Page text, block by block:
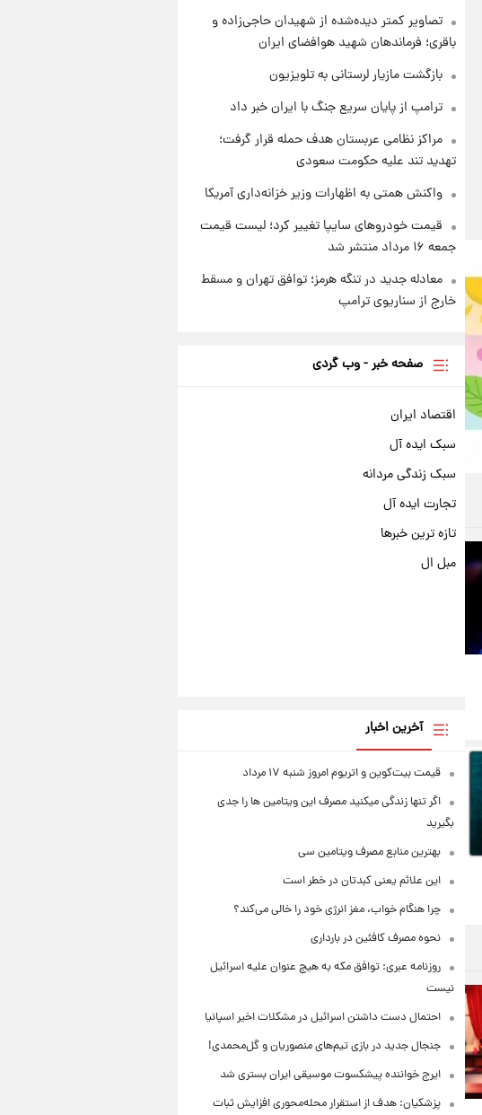
تصاویر کمتر دیده‌شده از شهیدان حاجی‌زاده و
باقری؛ فرماندهان شهید هوافضای ایران
بازگشت مازیار لرستانی به تلویزیون
ترامپ از پایان سریع جنگ با ایران خبر داد
مراکز نظامی عربستان هدف حمله قرار گرفت؛
تهدید تند علیه حکومت سعودی
واکنش همتی به اظهارات وزیر خزانه‌داری آمریکا
قیمت خودروهای سایپا تغییر کرد؛ لیست قیمت
جمعه ۱۶ مرداد منتشر شد
معادله جدید در تنگه هرمز؛ توافق تهران و مسقط
خارج از سناریوی ترامپ
صفحه خبر - وب گردی
اقتصاد ایران
سبک ایده آل
سبک زندگی مردانه
تجارت ایده آل
تازه ترین خبرها
مبل ال
آخرین اخبار
قیمت بیت‌کوین و اتریوم امروز شنبه ۱۷ مرداد
اگر تنها زندگی میکنید مصرف این ویتامین ها را جدی
بگیرید
بهترین منابع مصرف ویتامین سی
این علائم یعنی کبدتان در خطر است
چرا هنگام خواب، مغز انرژی خود را خالی می‌کند؟
نحوه مصرف کافئین در بارداری
روزنامه عبری: توافق مکه به هیچ عنوان علیه اسرائیل
نیست
احتمال دست داشتن اسرائیل در مشکلات اخیر اسپانیا
جنجال جدید در بازی تیم‌های منصوریان و گل‌محمدی!
ایرج خواننده پیشکسوت موسیقی ایران بستری شد
پزشکیان: هدف از استقرار محله‌محوری افزایش ثبات